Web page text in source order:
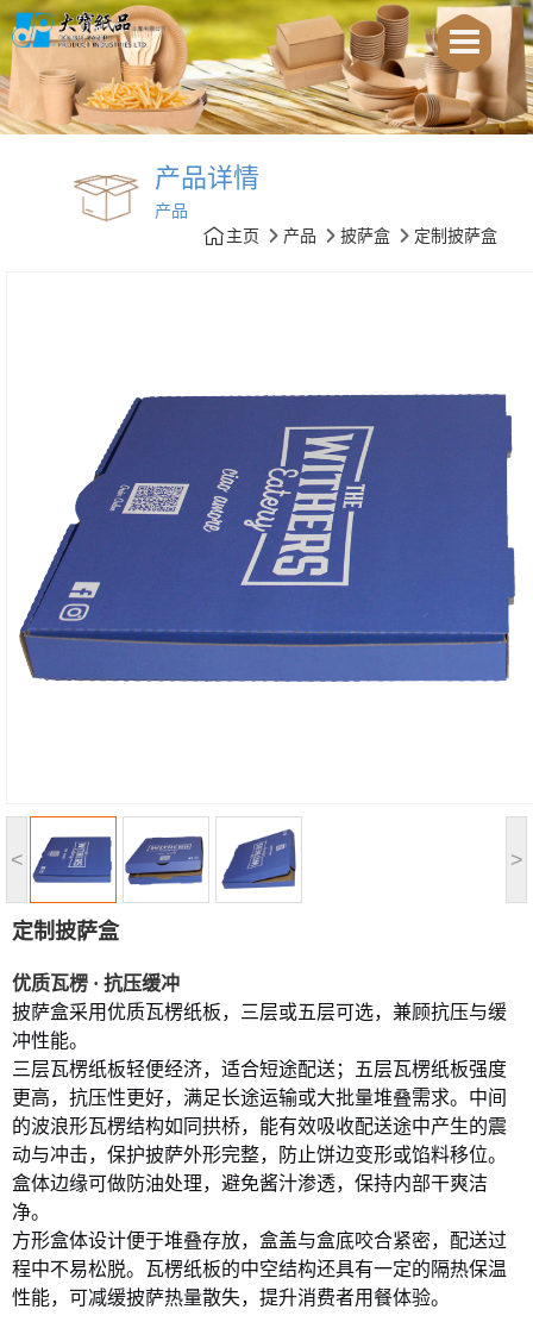
产品详情
产品
主页
产品 披萨盒 定制披萨盒
< >
定制披萨盒
优质瓦楞 · 抗压缓冲
披萨盒采用优质瓦楞纸板，三层或五层可选，兼顾抗压与缓
冲性能。
三层瓦楞纸板轻便经济，适合短途配送；五层瓦楞纸板强度
更高，抗压性更好，满足长途运输或大批量堆叠需求。中间
的波浪形瓦楞结构如同拱桥，能有效吸收配送途中产生的震
动与冲击，保护披萨外形完整，防止饼边变形或馅料移位。
盒体边缘可做防油处理，避免酱汁渗透，保持内部干爽洁
净。
方形盒体设计便于堆叠存放，盒盖与盒底咬合紧密，配送过
程中不易松脱。瓦楞纸板的中空结构还具有一定的隔热保温
性能，可减缓披萨热量散失，提升消费者用餐体验。